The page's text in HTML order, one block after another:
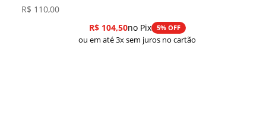
R$ 110,00
R$104,50no Pix 5% OFF
ou em até 3x sem juros no cartão